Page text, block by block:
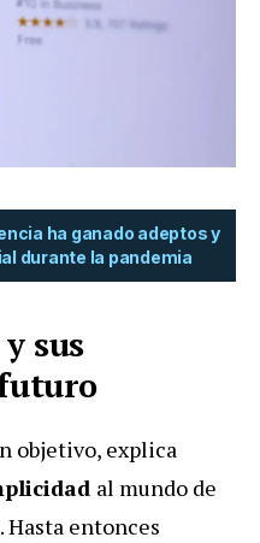
ha ganado adeptos y
durante la pandemia
sus
objetivo, explica
al mundo de
entonces